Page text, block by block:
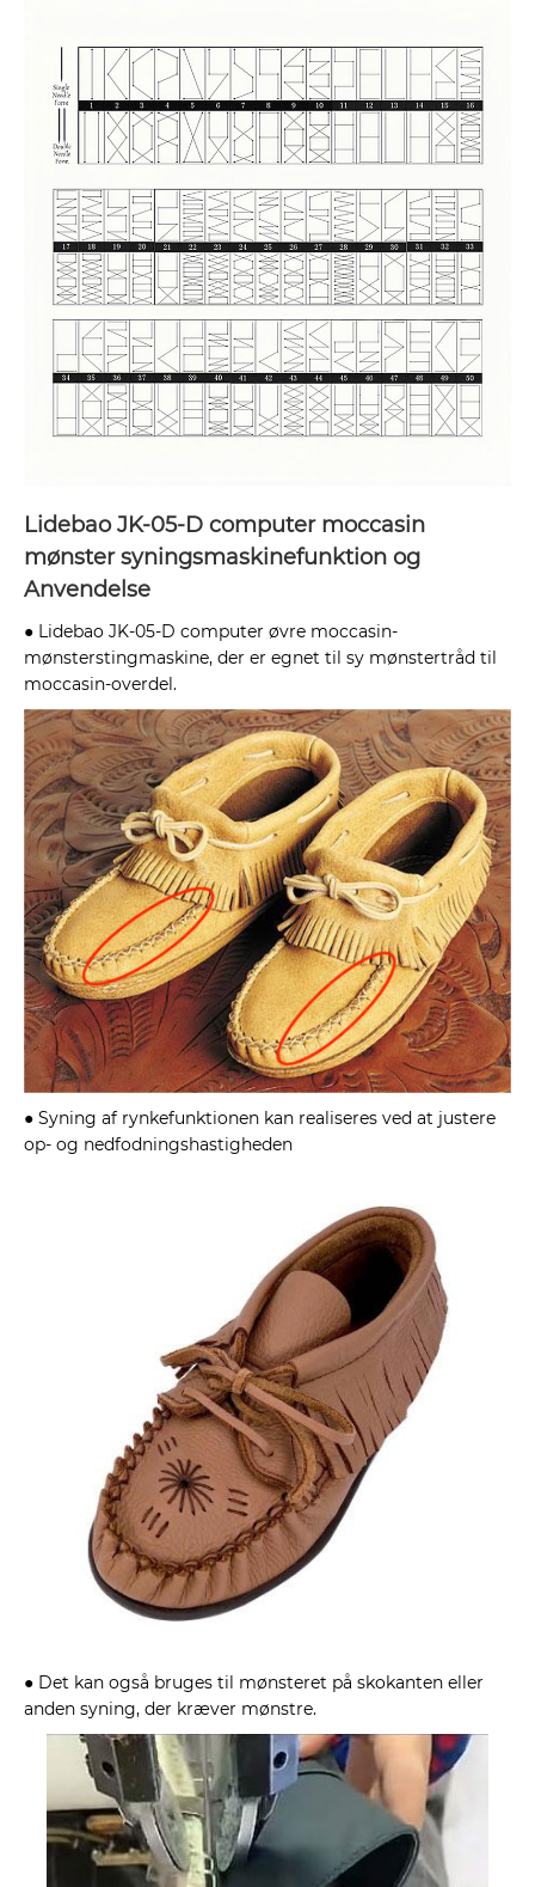
Lidebao JK-05-D computer moccasin
mønster syningsmaskinefunktion og
Anvendelse
● Lidebao JK-05-D computer øvre moccasin-
mønsterstingmaskine, der er egnet til sy mønstertråd til
moccasin-overdel.
● Syning af rynkefunktionen kan realiseres ved at justere
op- og nedfodningshastigheden
● Det kan også bruges til mønsteret på skokanten eller
anden syning, der kræver mønstre.